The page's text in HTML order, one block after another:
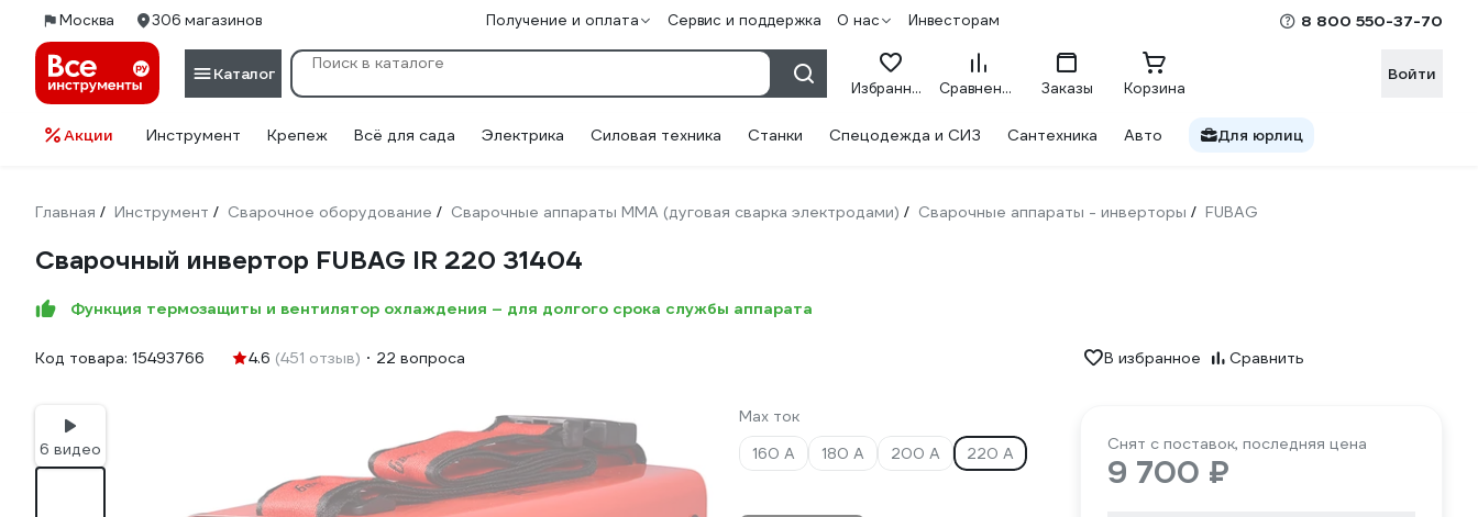
Москва 306 магазинов Получение и оплата Сервис и поддержка О нас Инвесторам 8 800 550-37-70
Каталог
Избранное Сравнение Заказы Корзина
Войти
Акции Инструмент Крепеж Всё для сада Электрика Силовая техника Станки Спецодежда и СИЗ Сантехника Авто Для юрлиц
Главная / Инструмент / Сварочное оборудование / Сварочные аппараты ММА (дуговая сварка электродами) / Сварочные аппараты - инверторы / FUBAG
Сварочный инвертор FUBAG IR 220 31404
Функция термозащиты и вентилятор охлаждения – для долгого срока службы аппарата
Код товара: 15493766 4.6 (451 отзыв) 22 вопроса В избранное Сравнить
6 видео
Max ток
160 А
180 А 200 А 220 А Снят с поставок, последняя цена
9 700 ₽